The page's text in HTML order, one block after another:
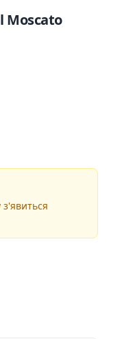
Moscato